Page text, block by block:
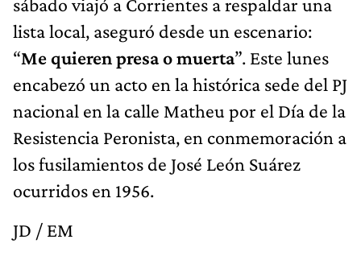
sábado viajó a Corrientes a respaldar una
lista local, aseguró desde un escenario:
“Me quieren presa o muerta”. Este lunes
encabezó un acto en la histórica sede del PJ
nacional en la calle Matheu por el Día de la
Resistencia Peronista, en conmemoración a
los fusilamientos de José León Suárez
ocurridos en 1956.
JD / EM